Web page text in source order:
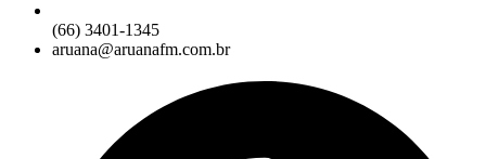
(66) 3401-1345
aruana@aruanafm.com.br